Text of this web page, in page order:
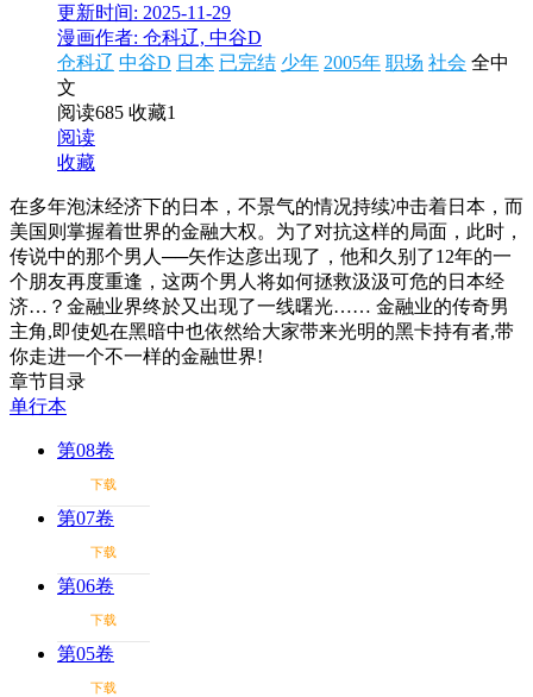
更新时间: 2025-11-29
漫画作者: 仓科辽, 中谷D
仓科辽 中谷D 日本 已完结 少年 2005年 职场 社会 全中
文
阅读685 收藏1
阅读
收藏
在多年泡沫经济下的日本，不景气的情况持续冲击着日本，而
美国则掌握着世界的金融大权。为了对抗这样的局面，此时，
传说中的那个男人──矢作达彦出现了，他和久别了12年的一
个朋友再度重逢，这两个男人将如何拯救汲汲可危的日本经
济…？金融业界终於又出现了一线曙光…… 金融业的传奇男
主角,即使処在黑暗中也依然给大家带来光明的黑卡持有者,带
你走进一个不一样的金融世界!
章节目录
单行本
第08卷
下载
第07卷
下载
第06卷
下载
第05卷
下载